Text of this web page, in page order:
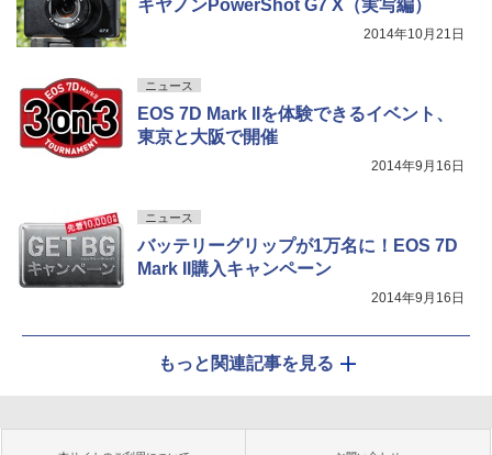
キヤノンPowerShot G7 X（実写編）
2014年10月21日
ニュース
EOS 7D Mark IIを体験できるイベント、
東京と大阪で開催
2014年9月16日
ニュース
バッテリーグリップが1万名に！EOS 7D
Mark II購入キャンペーン
2014年9月16日
もっと関連記事を見る